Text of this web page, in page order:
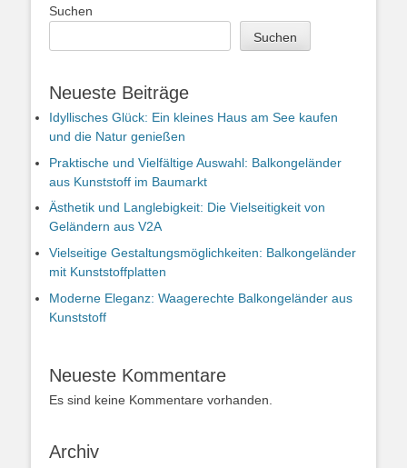
Suchen
Suchen
Neueste Beiträge
Idyllisches Glück: Ein kleines Haus am See kaufen
und die Natur genießen
Praktische und Vielfältige Auswahl: Balkongeländer
aus Kunststoff im Baumarkt
Ästhetik und Langlebigkeit: Die Vielseitigkeit von
Geländern aus V2A
Vielseitige Gestaltungsmöglichkeiten: Balkongeländer
mit Kunststoffplatten
Moderne Eleganz: Waagerechte Balkongeländer aus
Kunststoff
Neueste Kommentare
Es sind keine Kommentare vorhanden.
Archiv